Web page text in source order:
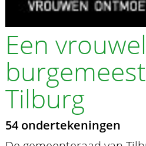
Een
Tilburg
54 ondertekeningen